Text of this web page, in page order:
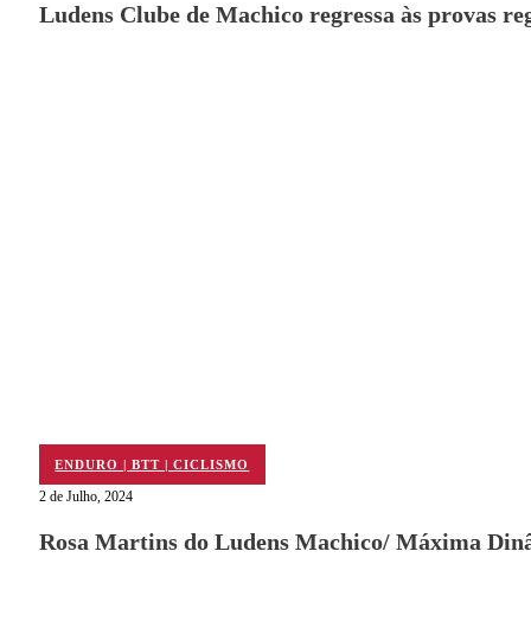
Ludens Clube de Machico regressa às provas
ENDURO | BTT | CICLISMO
2 de Julho, 2024
Rosa Martins do Ludens Machico/ Máxima